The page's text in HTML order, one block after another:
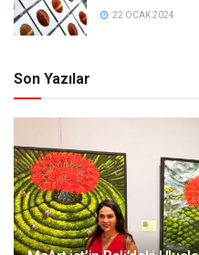
22 OCAK 2024
Son Yazılar